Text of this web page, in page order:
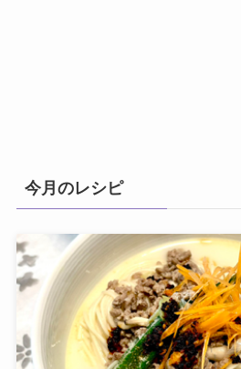
今月のレシピ